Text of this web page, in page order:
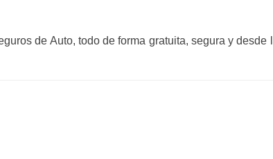
de Auto, todo de forma gratuita, segura y desde